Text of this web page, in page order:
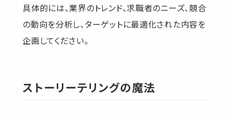
具体的には、業界のトレンド、求職者のニーズ、競合
の動向を分析し、ターゲットに最適化された内容を
企画してください。
ストーリーテリングの魔法